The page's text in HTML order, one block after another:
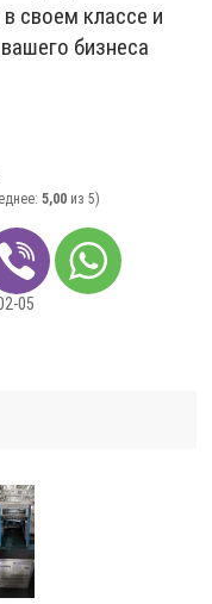
своем классе и
бизнеса
5,00 из 5)
05